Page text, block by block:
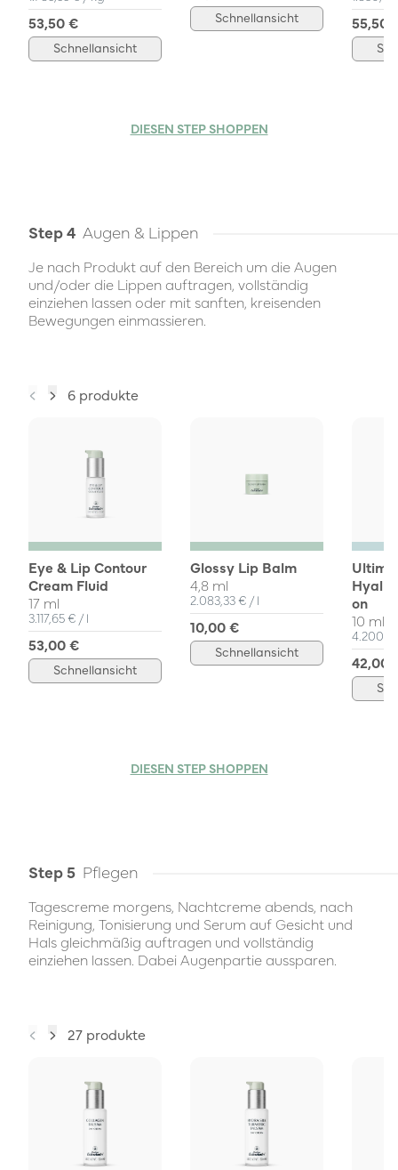
53,50 €
Schnellansicht
Schnellansicht 55,50
DIESEN STEP SHOPPEN
Step 4 Augen & Lippen
Je nach Produkt auf den Bereich um die Augen
und/oder die Lippen auftragen, vollständig
einziehen lassen oder mit sanften, kreisenden
Bewegungen einmassieren.
6 produkte
Eye & Lip Contour
Cream Fluid
17 ml
Einzelpreis
3.117,65 € / pro
l
53,00 €
Schnellansicht
Glossy Lip Balm
4,8 ml
Einzelpreis
2.083,33 € / pro
l
10,00 €
Schnellansicht
on
10 ml
42,00
DIESEN STEP SHOPPEN
Step 5 Pflegen
Tagescreme morgens, Nachtcreme abends, nach
Reinigung, Tonisierung und Serum auf Gesicht und
Hals gleichmäßig auftragen und vollständig
einziehen lassen. Dabei Augenpartie aussparen.
27 produkte